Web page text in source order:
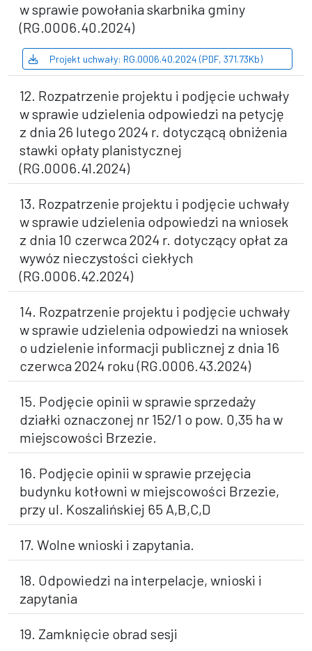
w sprawie powołania skarbnika gminy
(RG.0006.40.2024)
Projekt uchwały: RG.0006.40.2024 (PDF, 371.73Kb)
12. Rozpatrzenie projektu i podjęcie uchwały
w sprawie udzielenia odpowiedzi na petycję
z dnia 26 lutego 2024 r. dotyczącą obniżenia
stawki opłaty planistycznej
(RG.0006.41.2024)
13. Rozpatrzenie projektu i podjęcie uchwały
w sprawie udzielenia odpowiedzi na wniosek
z dnia 10 czerwca 2024 r. dotyczący opłat za
wywóz nieczystości ciekłych
(RG.0006.42.2024)
14. Rozpatrzenie projektu i podjęcie uchwały
w sprawie udzielenia odpowiedzi na wniosek
o udzielenie informacji publicznej z dnia 16
czerwca 2024 roku (RG.0006.43.2024)
15. Podjęcie opinii w sprawie sprzedaży
działki oznaczonej nr 152/1 o pow. 0,35 ha w
miejscowości Brzezie.
16. Podjęcie opinii w sprawie przejęcia
budynku kotłowni w miejscowości Brzezie,
przy ul. Koszalińskiej 65 A,B,C,D
17. Wolne wnioski i zapytania.
18. Odpowiedzi na interpelacje, wnioski i
zapytania
19. Zamknięcie obrad sesji